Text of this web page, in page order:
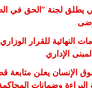
يطلق لجنة “الحق في
النهائية للقرار
الإداري
الإنسان يعلن متابعة
وضمانات